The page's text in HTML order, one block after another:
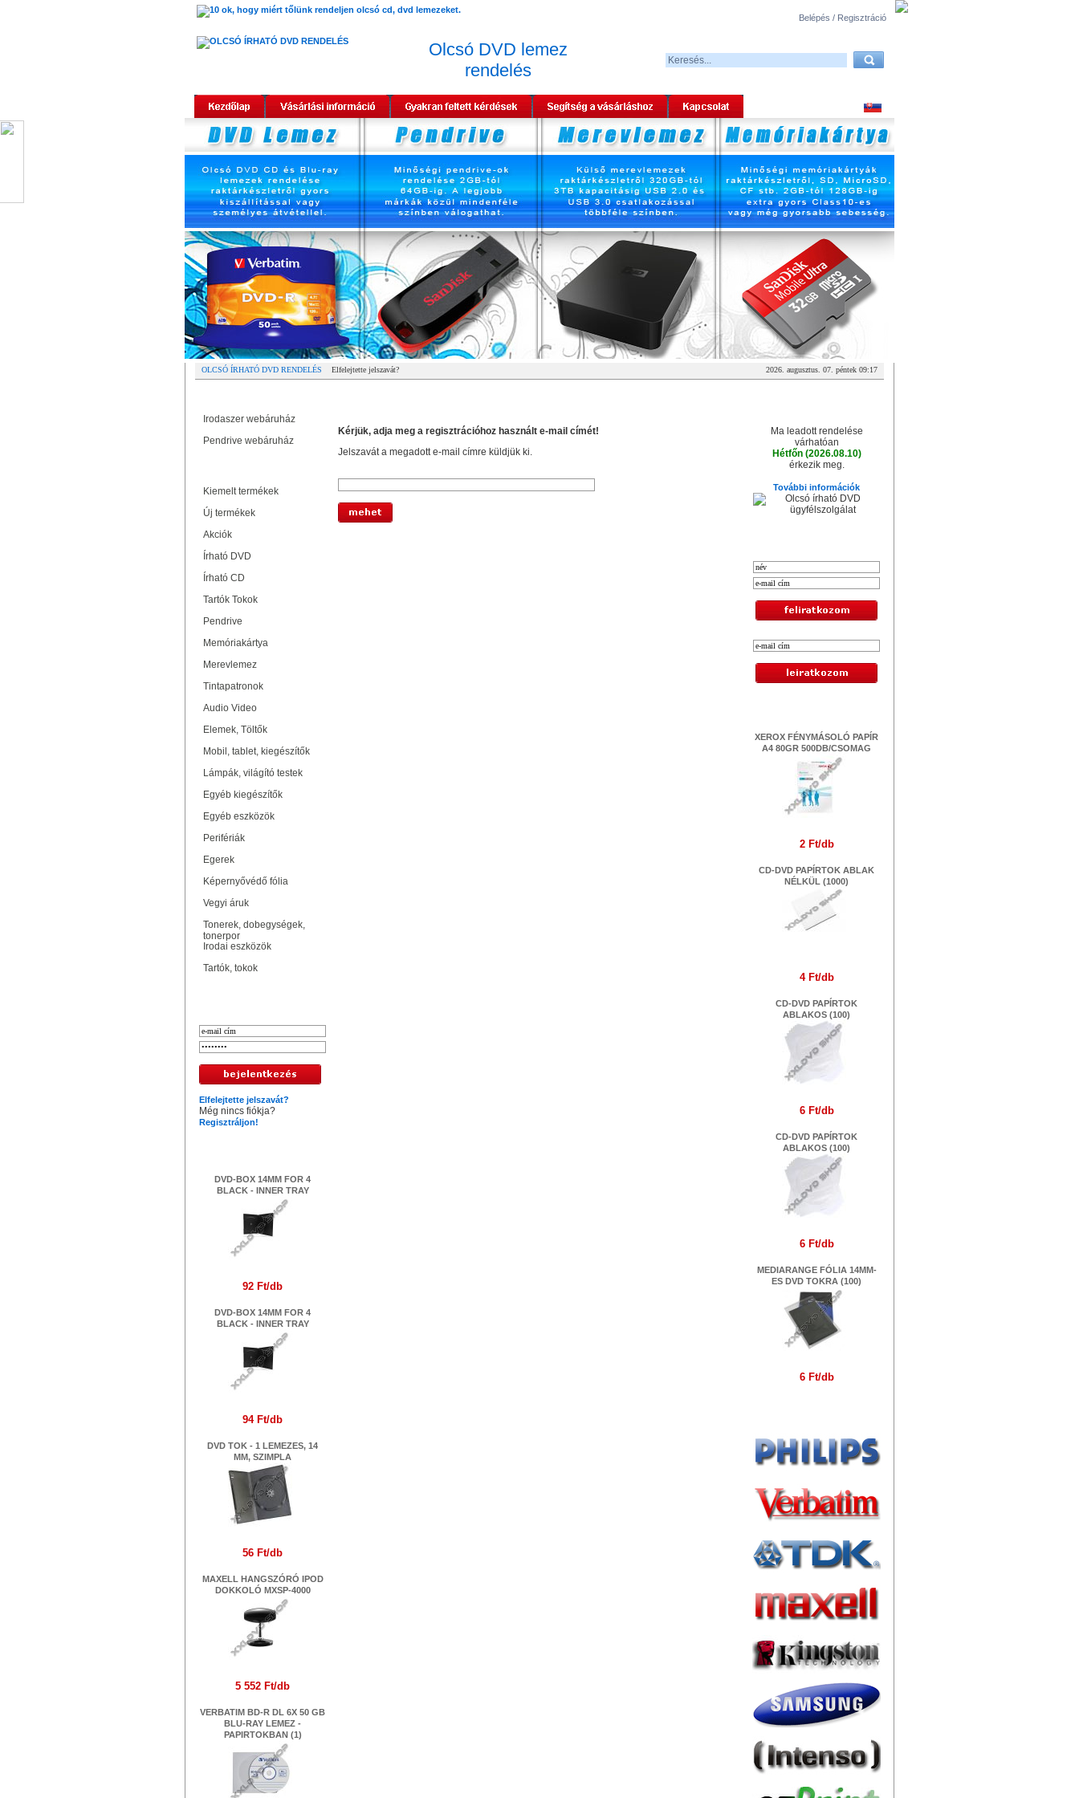
Belépés / Regisztráció
Olcsó DVD lemez
rendelés
OLCSÓ ÍRHATÓ DVD RENDELÉS Elfelejtette jelszavát? 2026. augusztus. 07. péntek 09:17
Irodaszer webáruház
Pendrive webáruház
Kiemelt termékek
Új termékek
Akciók
Írható DVD
Írható CD
Tartók Tokok
Pendrive
Memóriakártya
Merevlemez
Tintapatronok
Audio Video
Elemek, Töltők
Mobil, tablet, kiegészítők
Lámpák, világító testek
Egyéb kiegészítők
Egyéb eszközök
Perifériák
Egerek
Képernyővédő fólia
Vegyi áruk
Tonerek, dobegységek,
tonerpor
Irodai eszközök
Tartók, tokok
Elfelejtette jelszavát?
Még nincs fiókja?
Regisztráljon!
DVD-BOX 14MM FOR 4
BLACK - INNER TRAY
92 Ft/db
DVD-BOX 14MM FOR 4
BLACK - INNER TRAY
94 Ft/db
DVD TOK - 1 LEMEZES, 14
MM, SZIMPLA
56 Ft/db
MAXELL HANGSZÓRÓ IPOD
DOKKOLÓ MXSP-4000
5 552 Ft/db
VERBATIM BD-R DL 6X 50 GB
BLU-RAY LEMEZ -
PAPIRTOKBAN (1)
Kérjük, adja meg a regisztrációhoz használt e-mail címét!
Jelszavát a megadott e-mail címre küldjük ki.
Ma leadott rendelése
várhatóan
Hétfőn (2026.08.10)
érkezik meg.
További információk
XEROX FÉNYMÁSOLÓ PAPÍR
A4 80GR 500DB/CSOMAG
2 Ft/db
CD-DVD PAPÍRTOK ABLAK
NÉLKÜL (1000)
4 Ft/db
CD-DVD PAPÍRTOK
ABLAKOS (100)
6 Ft/db
CD-DVD PAPÍRTOK
ABLAKOS (100)
6 Ft/db
MEDIARANGE FÓLIA 14MM-
ES DVD TOKRA (100)
6 Ft/db